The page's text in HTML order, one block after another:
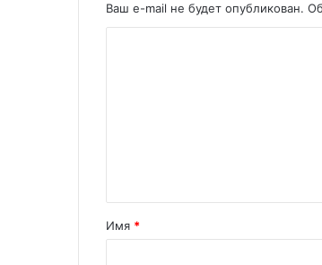
Ваш e-mail не будет опубликован.
Имя *